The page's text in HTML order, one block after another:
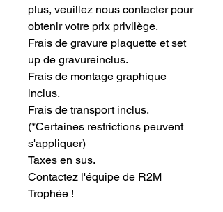
plus, veuillez nous contacter pour
obtenir votre prix privilège.
Frais de gravure plaquette et set
up de gravureinclus.
Frais de montage graphique
inclus.
Frais de transport inclus.
(*Certaines restrictions peuvent
s'appliquer)
Taxes en sus.
Contactez l'équipe de R2M
Trophée !